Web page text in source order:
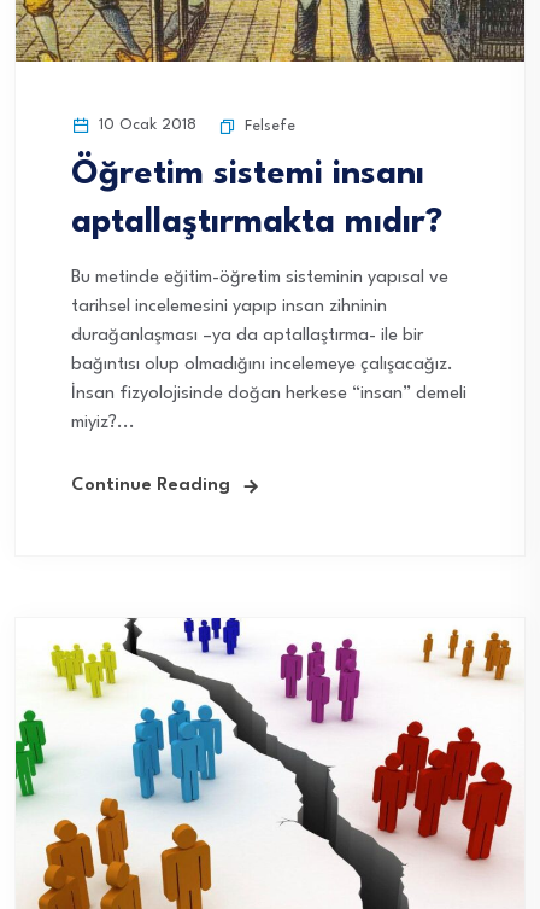
10 Ocak 2018 Felsefe
Öğretim sistemi insanı
aptallaştırmakta mıdır?
Bu metinde eğitim-öğretim sisteminin yapısal ve
tarihsel incelemesini yapıp insan zihninin
durağanlaşması –ya da aptallaştırma- ile bir
bağıntısı olup olmadığını incelemeye çalışacağız.
İnsan fizyolojisinde doğan herkese “insan” demeli
miyiz?...
Continue Reading